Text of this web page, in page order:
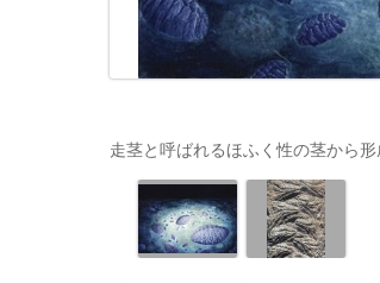
走茎と呼ばれるほふく性の茎から